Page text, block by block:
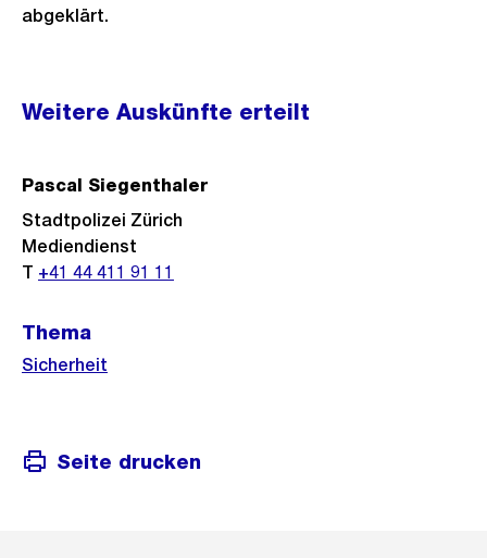
abgeklärt.
Weitere
Informationen
Weitere Auskünfte erteilt
Pascal Siegenthaler
Stadtpolizei Zürich
Mediendienst
T +41 44 411 91 11
Thema
Sicherheit
Seite drucken